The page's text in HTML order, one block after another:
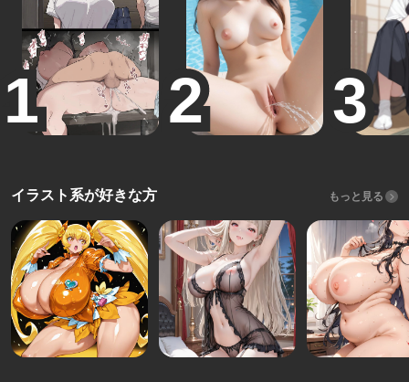
イラスト系が好きな方 もっと見る